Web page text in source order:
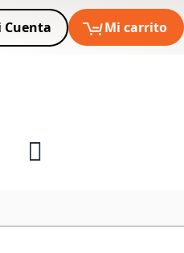
Cuenta Mi carrito